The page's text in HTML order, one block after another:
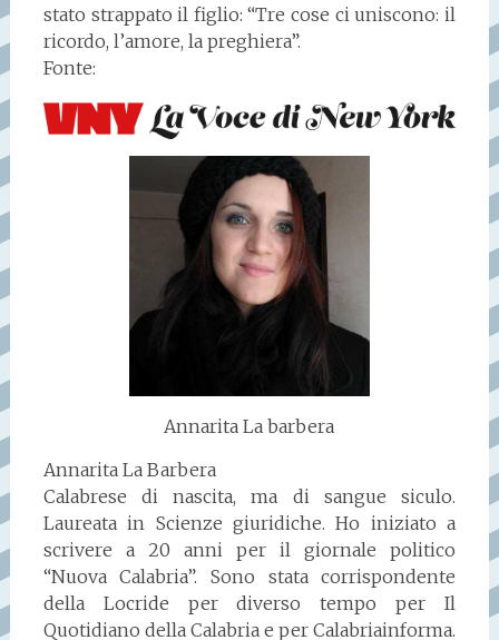
stato strappato il figlio: “Tre cose ci uniscono: il
ricordo, l’amore, la preghiera”.
Fonte:
Annarita La barbera
Annarita La Barbera
Calabrese di nascita, ma di sangue siculo.
Laureata in Scienze giuridiche. Ho iniziato a
scrivere a 20 anni per il giornale politico
“Nuova Calabria”. Sono stata corrispondente
della Locride per diverso tempo per Il
Quotidiano della Calabria e per Calabriainforma.